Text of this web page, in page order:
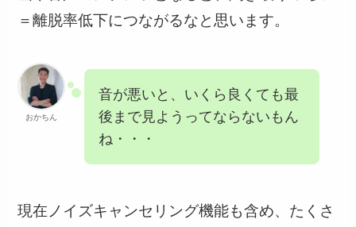
＝離脱率低下につながるなと思います。
おかちん
音が悪いと、いくら良くても最
後まで見ようってならないもん
ね・・・
現在ノイズキャンセリング機能も含め、たくさ